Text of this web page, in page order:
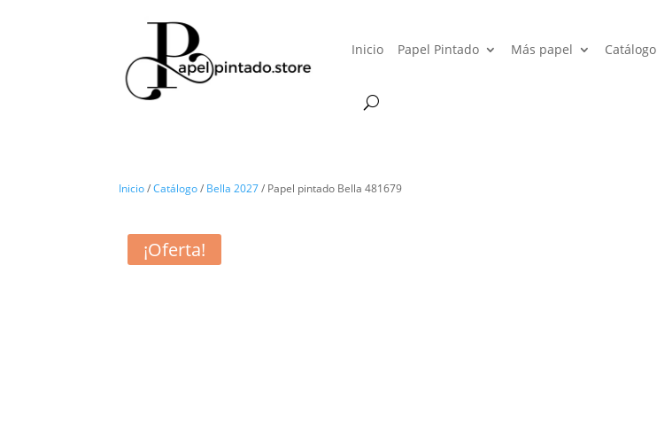
Inicio Papel Pintado Más papel Catálogo
Inicio/Catálogo/ Bella 2027/ Papel pintado Bella 481679
¡Oferta!